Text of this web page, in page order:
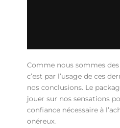
Comme nous sommes
c’est par l’usage de ces
nos conclusions. Le
jouer sur nos sensations
confiance nécessaire à
onéreux.